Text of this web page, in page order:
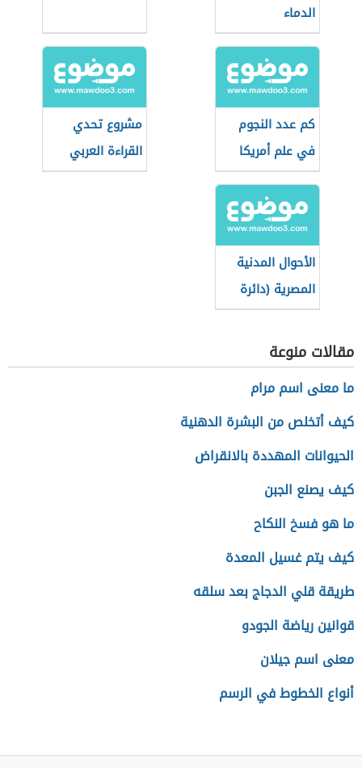
الدماء
كم عدد النجوم
في علم أمريكا
مشروع تحدي
القراءة العربي
الأحوال المدنية
المصرية (دائرة
حكومية)
مقالات منوعة
ما معنى اسم مرام
كيف أتخلص من البشرة الدهنية
الحيوانات المهددة بالانقراض
كيف يصنع الجبن
ما هو فسخ النكاح
كيف يتم غسيل المعدة
طريقة قلي الدجاج بعد سلقه
قوانين رياضة الجودو
معنى اسم جيلان
أنواع الخطوط في الرسم